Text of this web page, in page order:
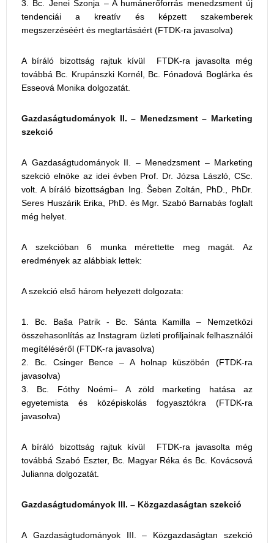
Bc. Jenei Szonja – A humánerőforrás menedzsment új
tendenciái a kreatív és képzett szakemberek
megszerzéséért és megtartásáért (FTDK-ra javasolva)
A bíráló bizottság rajtuk kívül FTDK-ra javasolta még
továbbá Bc. Krupánszki Kornél, Bc. Fónadová Boglárka és
Esseová Monika dolgozatát.
Gazdaságtudományok II. – Menedzsment – Marketing
szekció
A Gazdaságtudományok II. – Menedzsment – Marketing
szekció elnöke az idei évben Prof. Dr. Józsa László, CSc.
volt. A bíráló bizottságban Ing. Šeben Zoltán, PhD., PhDr.
Seres Huszárik Erika, PhD. és Mgr. Szabó Barnabás foglalt
még helyet.
A szekcióban 6 munka mérettette meg magát. Az
eredmények az alábbiak lettek:
A szekció első három helyezett dolgozata:
Bc. Baša Patrik - Bc. Sánta Kamilla – Nemzetközi
összehasonlítás az Instagram üzleti profiljainak felhasználói
megítéléséről (FTDK-ra javasolva)
Bc. Csinger Bence – A holnap küszöbén (FTDK-ra
javasolva)
Bc. Fóthy Noémi– A zöld marketing hatása az
egyetemista és középiskolás fogyasztókra (FTDK-ra
javasolva)
A bíráló bizottság rajtuk kívül FTDK-ra javasolta még
továbbá Szabó Eszter, Bc. Magyar Réka és Bc. Kovácsová
Julianna dolgozatát.
Gazdaságtudományok III. – Közgazdaságtan szekció
A Gazdaságtudományok III. – Közgazdaságtan szekció